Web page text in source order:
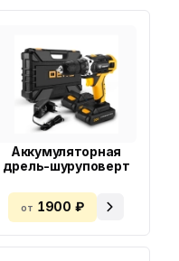
Аккумуляторная
дрель-шуруповерт
от 1900 ₽